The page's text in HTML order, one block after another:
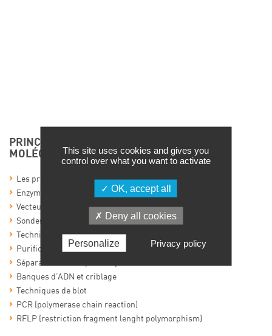
PRINCIPALES TECHNIQUES DE BIOLOGIE
MOLÉCULAIRE/GÉNIE GÉNÉTIQUE
Les principaux outils de la biologie moléculaire
Enzymes,
Vecteurs,
Sondes nucléotidiques
Techniques générales
Purification d’ADN
Séparation électrophorétique
Banques d’ADN et criblage
Techniques de blot
PCR (polymerase chain reaction)
RFLP (restriction fragment lenght polymorphism)
This site uses cookies and gives you
control over what you want to activate
OK, accept all
Deny all cookies
Personalize Privacy policy